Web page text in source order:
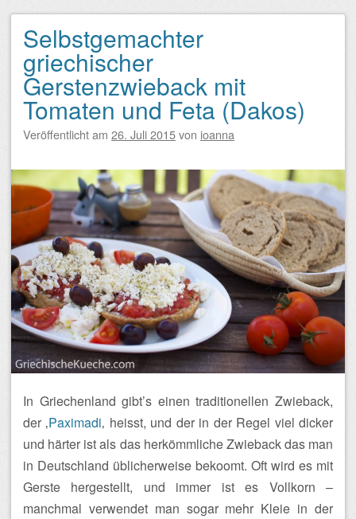
Beitragsnavigation
Selbstgemachter
griechischer
Gerstenzwieback mit
Tomaten und Feta (Dakos)
Veröffentlicht am 26. Juli 2015von ioanna
In Griechenland gibt’s einen traditionellen Zwieback,
der ‚Paximadi‚ heisst, und der in der Regel viel dicker
und härter ist als das herkömmliche Zwieback das man
in Deutschland üblicherweise bekoomt. Oft wird es mit
Gerste hergestellt, und immer ist es Vollkorn –
manchmal verwendet man sogar mehr Kleie in der